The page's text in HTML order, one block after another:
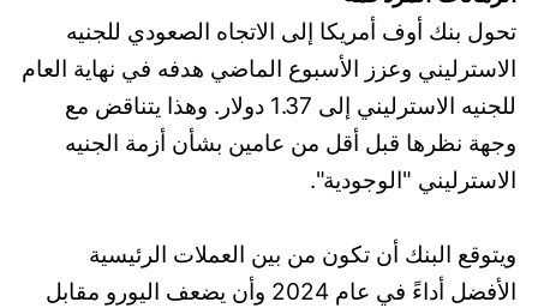
تحول بنك أوف أمريكا إلى الاتجاه الصعودي للجنيه
الاسترليني وعزز الأسبوع الماضي هدفه في نهاية العام
للجنيه الاسترليني إلى 1.37 دولار. وهذا يتناقض مع
وجهة نظرها قبل أقل من عامين بشأن أزمة الجنيه
الاسترليني "الوجودية".
ويتوقع البنك أن تكون من بين العملات الرئيسية
الأفضل أداءً في عام 2024 وأن يضعف اليورو مقابل